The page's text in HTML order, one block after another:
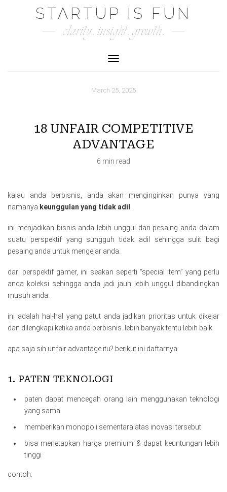
STARTUP IS FUN
clarity. insight. growth.
Toggle Navigation
March 25, 2025
18 UNFAIR COMPETITIVE
ADVANTAGE
6 min read
kalau anda berbisnis, anda akan menginginkan punya yang
namanya keunggulan yang tidak adil
ini menjadikan bisnis anda lebih unggul dari pesaing anda dalam
suatu perspektif yang sungguh tidak adil sehingga sulit bagi
pesaing anda untuk mengejar anda.
dari perspektif gamer, ini seakan seperti “special item” yang perlu
anda koleksi sehingga anda jadi jauh lebih unggul dibandingkan
musuh anda.
ini adalah hal-hal yang patut anda jadikan prioritas untuk dikejar
dan dilengkapi ketika anda berbisnis. lebih banyak tentu lebih baik.
apa saja sih unfair advantage itu? berikut ini daftarnya:
1. PATEN TEKNOLOGI
paten dapat mencegah orang lain menggunakan teknologi
yang sama
memberikan monopoli sementara atas inovasi tersebut
bisa menetapkan harga premium & dapat keuntungan lebih
tinggi
contoh: